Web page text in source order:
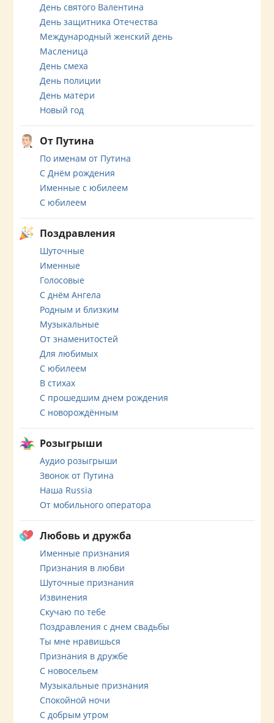
День святого Валентина
День защитника Отечества
Международный женский день
Масленица
День смеха
День полиции
День матери
Новый год
От Путина
По именам от Путина
С Днём рождения
Именные с юбилеем
С юбилеем
Поздравления
Шуточные
Именные
Голосовые
С днём Ангела
Родным и близким
Музыкальные
От знаменитостей
Для любимых
С юбилеем
В стихах
С прошедшим днем рождения
С новорождённым
Розыгрыши
Аудио розыгрыши
Звонок от Путина
Наша Russia
От мобильного оператора
Любовь и дружба
Именные признания
Признания в любви
Шуточные признания
Извинения
Скучаю по тебе
Поздравления с днем свадьбы
Ты мне нравишься
Признания в дружбе
С новосельем
Музыкальные признания
Спокойной ночи
С добрым утром